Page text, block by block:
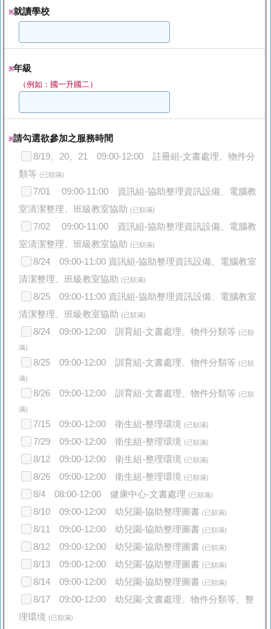
※就讀學校
※年級
（例如：國一升國二）
※請勾選欲參加之服務時間
8/19、20、21 09:00-12:00 註冊組-文書處理、物件分
類等 (已額滿)
7/01 09:00-11:00 資訊組-協助整理資訊設備、電腦教
室清潔整理、班級教室協助 (已額滿)
7/02 09:00-11:00 資訊組-協助整理資訊設備、電腦教
室清潔整理、班級教室協助 (已額滿)
8/24 09:00-11:00 資訊組-協助整理資訊設備、電腦教室
清潔整理、班級教室協助 (已額滿)
8/25 09:00-11:00 資訊組-協助整理資訊設備、電腦教室
清潔整理、班級教室協助 (已額滿)
8/24 09:00-12:00 訓育組-文書處理、物件分類等 (已額
滿)
8/25 09:00-12:00 訓育組-文書處理、物件分類等 (已額
滿)
8/26 09:00-12:00 訓育組-文書處理、物件分類等 (已額
滿)
7/15 09:00-12:00 衛生組-整理環境 (已額滿)
7/29 09:00-12:00 衛生組-整理環境 (已額滿)
8/12 09:00-12:00 衛生組-整理環境 (已額滿)
8/26 09:00-12:00 衛生組-整理環境 (已額滿)
8/4 08:00-12:00 健康中心-文書處理 (已額滿)
8/10 09:00-12:00 幼兒園-協助整理圖書 (已額滿)
8/11 09:00-12:00 幼兒園-協助整理圖書 (已額滿)
8/12 09:00-12:00 幼兒園-協助整理圖書 (已額滿)
8/13 09:00-12:00 幼兒園-協助整理圖書 (已額滿)
8/14 09:00-12:00 幼兒園-協助整理圖書 (已額滿)
8/17 09:00-12:00 幼兒園-文書處理、物件分類等、整
理環境 (已額滿)